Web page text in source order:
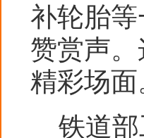
补轮胎
赞赏声
精彩场面
铁道部